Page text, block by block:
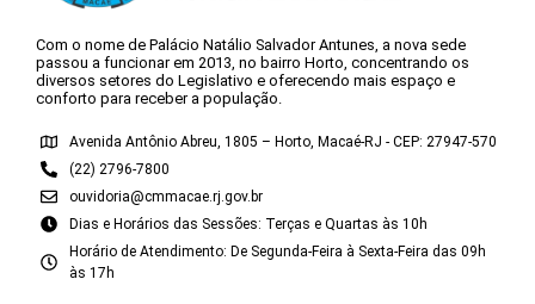
Com o nome de Palácio Natálio Salvador Antunes, a nova sede
passou a funcionar em 2013, no bairro Horto, concentrando os
diversos setores do Legislativo e oferecendo mais espaço e
conforto para receber a população.
Avenida Antônio Abreu, 1805 – Horto, Macaé-RJ - CEP: 27947-570
(22) 2796-7800
ouvidoria@cmmacae.rj.gov.br
Dias e Horários das Sessões: Terças e Quartas às 10h
Horário de Atendimento: De Segunda-Feira à Sexta-Feira das 09h
às 17h